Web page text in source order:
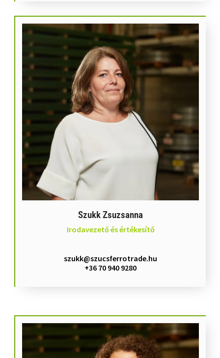
Szukk Zsuzsanna
Irodavezető és értékesítő
szukk@szucsferrotrade.hu
+36 70 940 9280